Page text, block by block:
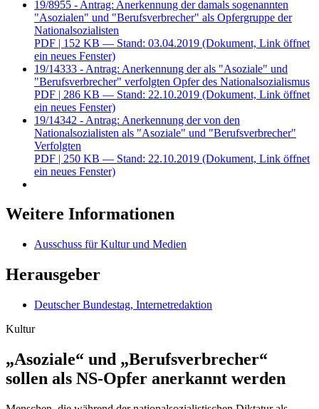
19/8955 - Antrag: Anerkennung der damals sogenannten
"Asozialen" und "Berufsverbrecher" als Opfergruppe der
Nationalsozialisten
PDF | 152 KB — Stand: 03.04.2019 (Dokument, Link öffnet
ein neues Fenster)
19/14333 - Antrag: Anerkennung der als "Asoziale" und
"Berufsverbrecher" verfolgten Opfer des Nationalsozialismus
PDF | 286 KB — Stand: 22.10.2019 (Dokument, Link öffnet
ein neues Fenster)
19/14342 - Antrag: Anerkennung der von den
Nationalsozialisten als "Asoziale" und "Berufsverbrecher"
Verfolgten
PDF | 250 KB — Stand: 22.10.2019 (Dokument, Link öffnet
ein neues Fenster)
Weitere Informationen
Ausschuss für Kultur und Medien
Herausgeber
Deutscher Bundestag, Internetredaktion
Kultur
„Asoziale“ und „Berufsver­brecher“
sollen als NS-Opfer anerkannt werden